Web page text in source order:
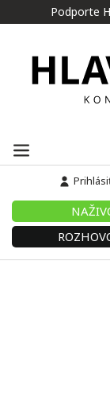
Podporte